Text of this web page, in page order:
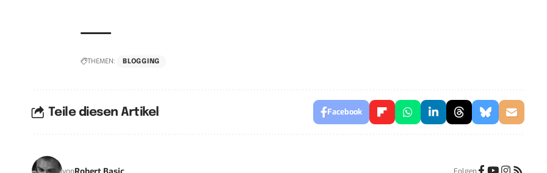
THEMEN: BLOGGING
Teile diesen Artikel Facebook